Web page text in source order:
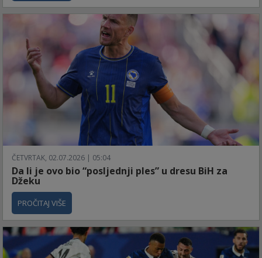
ČETVRTAK, 02.07.2026 | 05:04
Da li je ovo bio “posljednji ples” u dresu BiH za
Džeku
PROČITAJ VIŠE